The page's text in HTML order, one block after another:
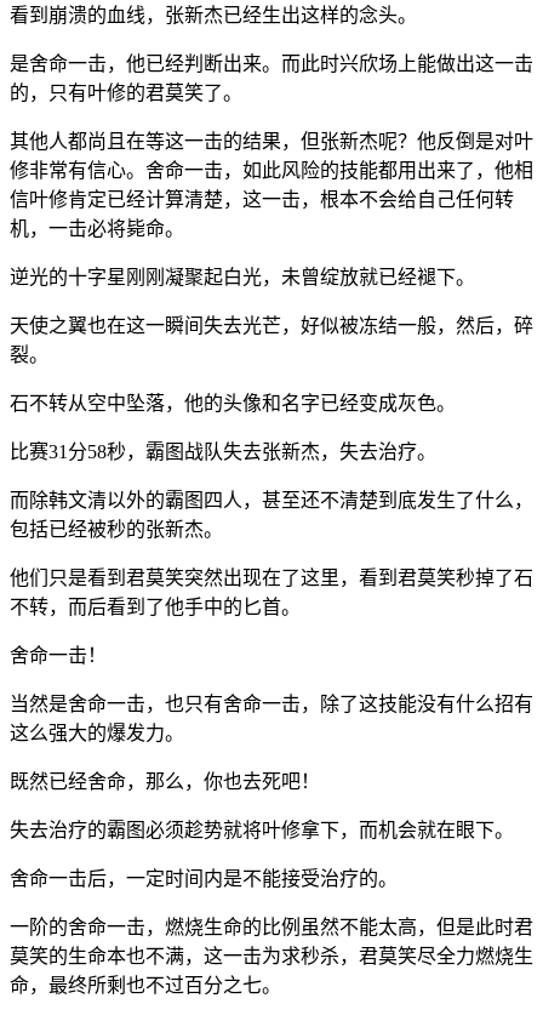
看到崩溃的血线，张新杰已经生出这样的念头。
是舍命一击，他已经判断出来。而此时兴欣场上能做出这一击
的，只有叶修的君莫笑了。
其他人都尚且在等这一击的结果，但张新杰呢？他反倒是对叶
修非常有信心。舍命一击，如此风险的技能都用出来了，他相
信叶修肯定已经计算清楚，这一击，根本不会给自己任何转
机，一击必将毙命。
逆光的十字星刚刚凝聚起白光，未曾绽放就已经褪下。
天使之翼也在这一瞬间失去光芒，好似被冻结一般，然后，碎
裂。
石不转从空中坠落，他的头像和名字已经变成灰色。
比赛31分58秒，霸图战队失去张新杰，失去治疗。
而除韩文清以外的霸图四人，甚至还不清楚到底发生了什么，
包括已经被秒的张新杰。
他们只是看到君莫笑突然出现在了这里，看到君莫笑秒掉了石
不转，而后看到了他手中的匕首。
舍命一击！
当然是舍命一击，也只有舍命一击，除了这技能没有什么招有
这么强大的爆发力。
既然已经舍命，那么，你也去死吧！
失去治疗的霸图必须趁势就将叶修拿下，而机会就在眼下。
舍命一击后，一定时间内是不能接受治疗的。
一阶的舍命一击，燃烧生命的比例虽然不能太高，但是此时君
莫笑的生命本也不满，这一击为求秒杀，君莫笑尽全力燃烧生
命，最终所剩也不过百分之七。